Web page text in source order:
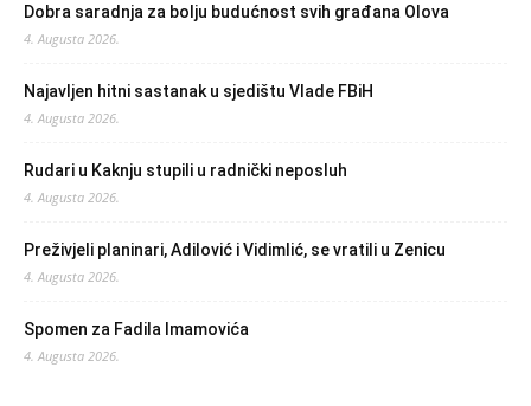
Dobra saradnja za bolju budućnost svih građana Olova
4. Augusta 2026.
Najavljen hitni sastanak u sjedištu Vlade FBiH
4. Augusta 2026.
Rudari u Kaknju stupili u radnički neposluh
4. Augusta 2026.
Preživjeli planinari, Adilović i Vidimlić, se vratili u Zenicu
4. Augusta 2026.
Spomen za Fadila Imamovića
4. Augusta 2026.